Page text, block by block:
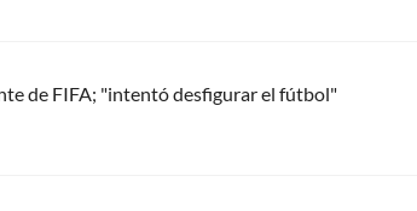
de FIFA; "intentó desfigurar el fútbol"